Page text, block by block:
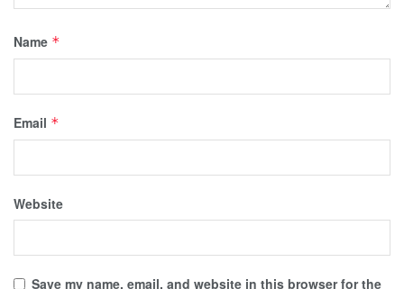
Name *
Email *
Website
Save my name, email, and website in this browser for the